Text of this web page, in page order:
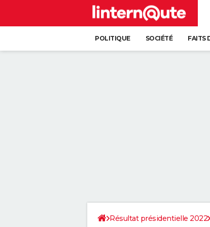
POLITIQUE SOCIÉTÉ FAITS
Résultat présidentielle 2022